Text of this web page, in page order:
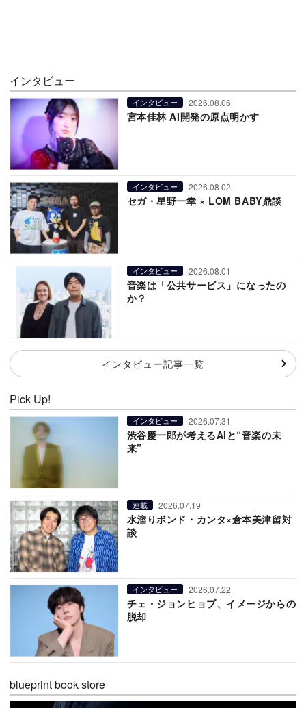
インタビュー
インタビュー 2026.08.06
宮本佳林 AI開発の原点明かす
インタビュー 2026.08.02
セガ・星野一幸 × LOM BABY鼎談
インタビュー 2026.08.01
音楽は「公共サービス」になったの
か？
インタビュー記事一覧
Pick Up!
インタビュー 2026.07.31
渋谷慶一郎が考えるAIと“音楽の未
来”
連載 2026.07.19
水溜りボンド・カンタ×倉本美津留対
談
インタビュー 2026.07.22
チェ・ジョンヒョプ、イメージからの
脱却
blueprint book store